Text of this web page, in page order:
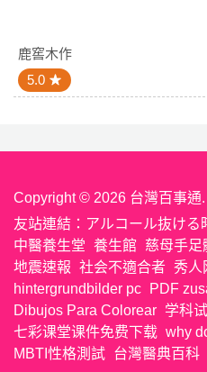
鹿窖木作
5.0
Copyright © 2026 台灣百事通
友站連結： アルコール抜ける
中醫養生堂 養生館 慈母手足
地震速報 社会不適合者 秀人
hintergrundbilder pc
PDF
Dibujos Para Colorear 学科
七彩课堂课件免费下载 why
MBTI性格測試 台灣醫典百科